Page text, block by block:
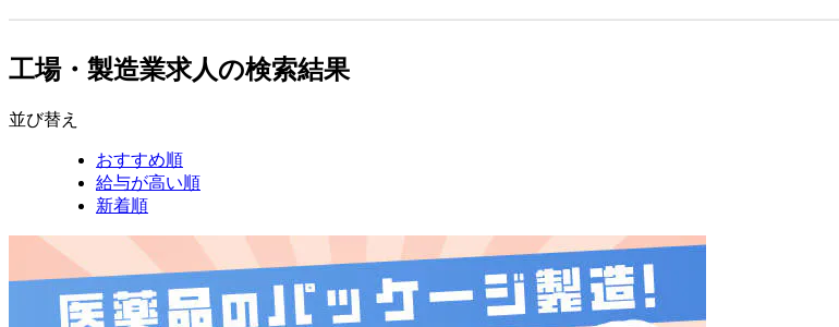
工場・製造業求人の検索結果
並び替え
おすすめ順
給与が高い順
新着順